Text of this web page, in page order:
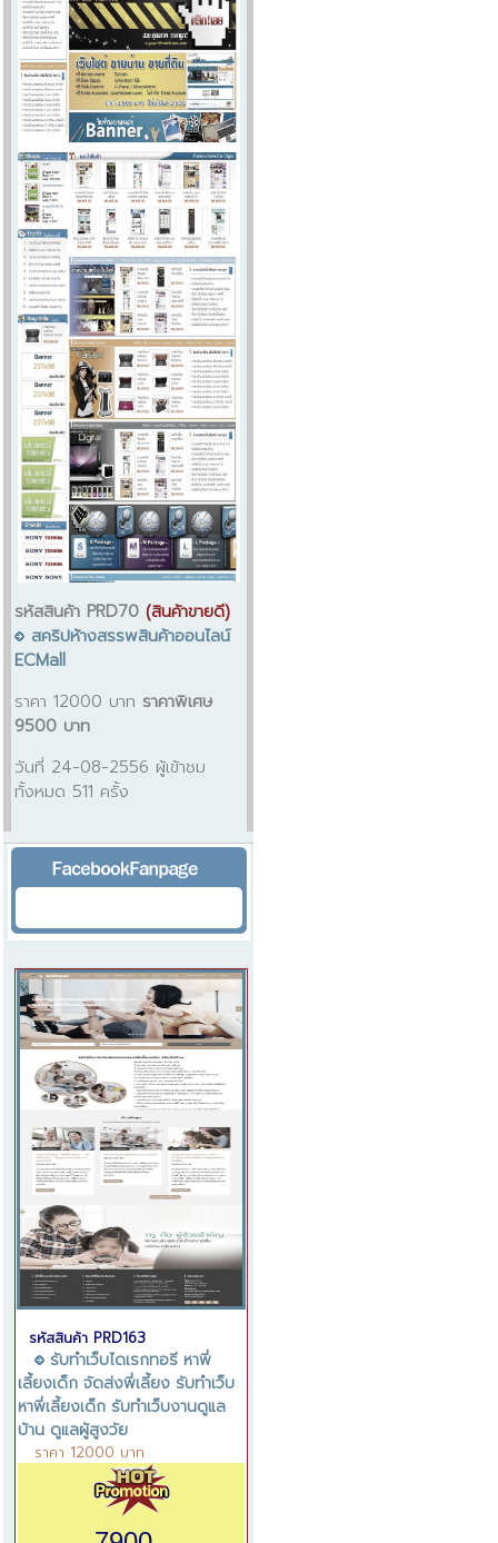
รหัสสินค้า PRD70 (สินค้าขายดี)
สคริปห้างสรรพสินค้าออนไลน์
ECMall
ราคา 12000 บาท ราคาพิเศษ
9500 บาท
วันที่ 24-08-2556 ผู้เข้าชม
ทั้งหมด 511 ครั้ง